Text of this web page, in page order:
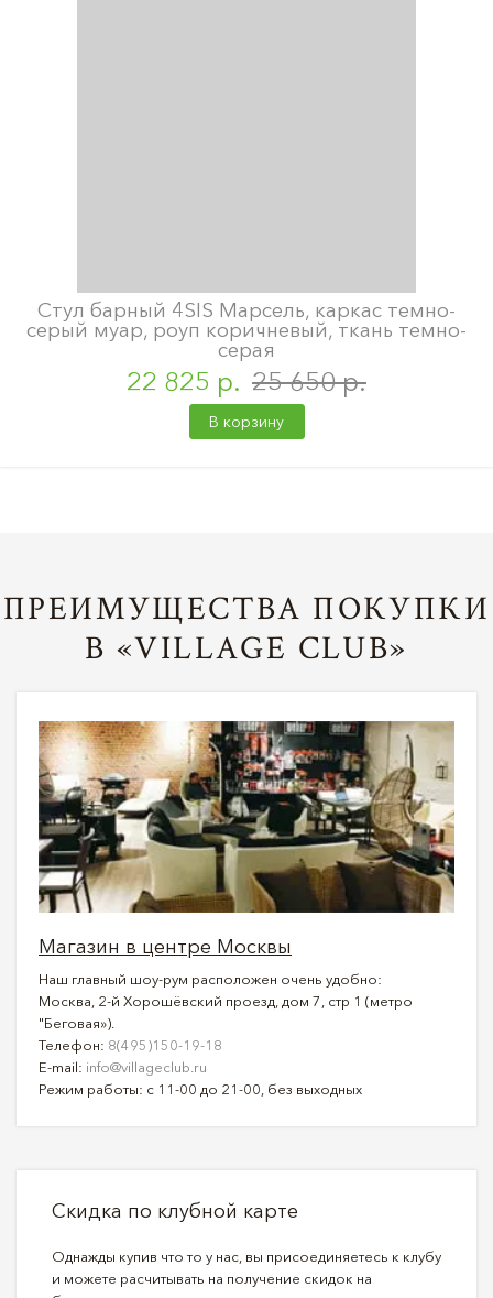
Стул барный 4SIS Марсель, каркас темно-
серый муар, роуп коричневый, ткань темно-
серая
22 825 р. 25 650 р.
В корзину
ПРЕИМУЩЕСТВА ПОКУПКИ
В «VILLAGE CLUB»
Магазин в центре Москвы
Наш главный шоу-рум расположен очень удобно:
Москва, 2-й Хорошёвский проезд, дом 7, стр 1 (метро
"Беговая»).
Телефон: 8(495)150-19-18
E-mail: info@villageclub.ru
Режим работы: с 11-00 до 21-00, без выходных
Скидка по клубной карте
Однажды купив что то у нас, вы присоединяетесь к клубу
и можете расчитывать на получение скидок на